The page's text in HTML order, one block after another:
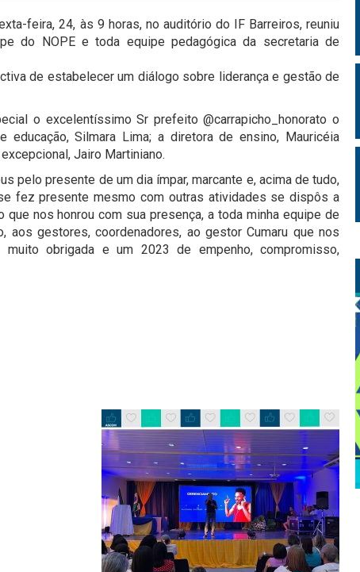
feira, 24, às 9 horas, no auditório do IF Barreiros, reuniu
do NOPE e toda equipe pedagógica da secretaria de
de estabelecer um diálogo sobre liderança e gestão de
o excelentíssimo Sr prefeito @carrapicho_honorato o
educação, Silmara Lima; a diretora de ensino, Mauricéia
Jairo Martiniano.
pelo presente de um dia ímpar, marcante e, acima de tudo,
fez presente mesmo com outras atividades se dispôs a
nos honrou com sua presença, a toda minha equipe de
aos gestores, coordenadores, ao gestor Cumaru que nos
obrigada e um 2023 de empenho, compromisso,